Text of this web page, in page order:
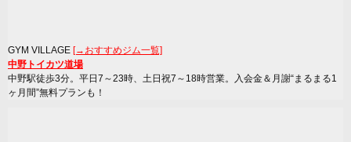
GYM VILLAGE [→おすすめジム一覧]
中野トイカツ道場
中野駅徒歩3分。平日7～23時、土日祝7～18時営業。入会金＆月謝“まるまる1
ヶ月間”無料プランも！